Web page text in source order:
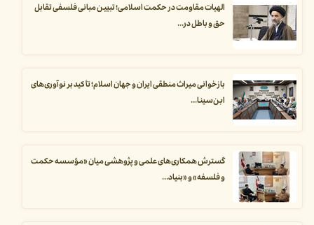
الهیات مقاومت در حکمت اسلامی؛ تبیین مبانی فلسفی تقابل
حق و باطل در...
بازخوانی میراث منطقی ایران و جهان اسلام؛ تأکید بر نوآوری‌های
ابن‌سینا...
گسترش همکاری‌های علمی و پژوهشی میان «مؤسسه حکمت
و فلسفه» و «بنیاد...